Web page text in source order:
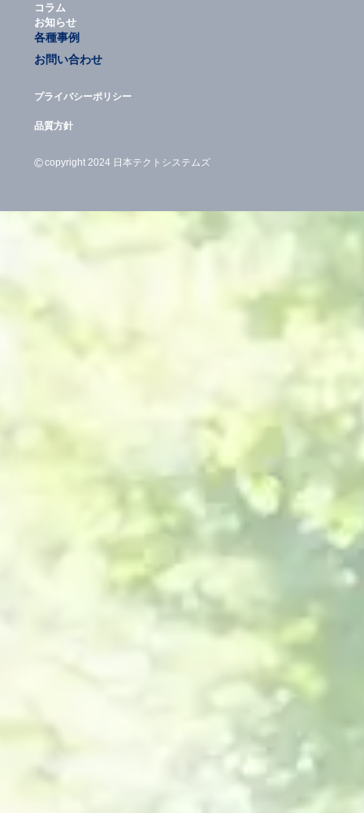
コラム
お知らせ
各種事例
お問い合わせ
プライバシーポリシー
品質方針
©copyright 2024 日本テクトシステムズ